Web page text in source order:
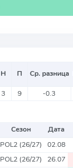
Н П Ср. разница
3 9 -0.3
Сезон Дата
POL2 (26/27) 02.08
POL2 (26/27) 26.07